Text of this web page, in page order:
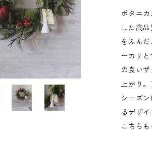
ボタニ
した高
をふん
ーカリ
の良い
上がり
シーズ
るデザ
こちら